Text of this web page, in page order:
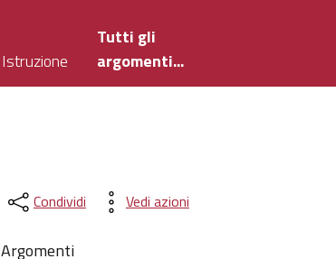
Istruzione
Tutti gli
argomenti...
Condividi Vedi azioni
Argomenti